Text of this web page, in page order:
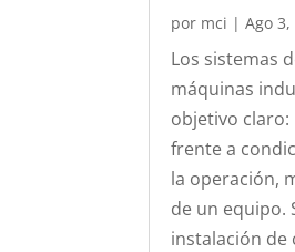
por mci |Ago
Los sistemas
máquinas
objetivo
frente a
la operación,
de un equipo.
instalación de